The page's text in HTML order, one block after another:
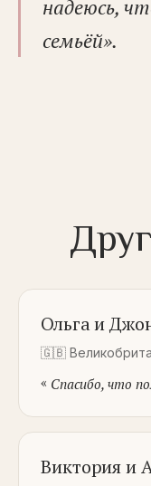
надеюсь,
семьёй».
Ольга и
🇬🇧
« Спасибо, что
Виктория и